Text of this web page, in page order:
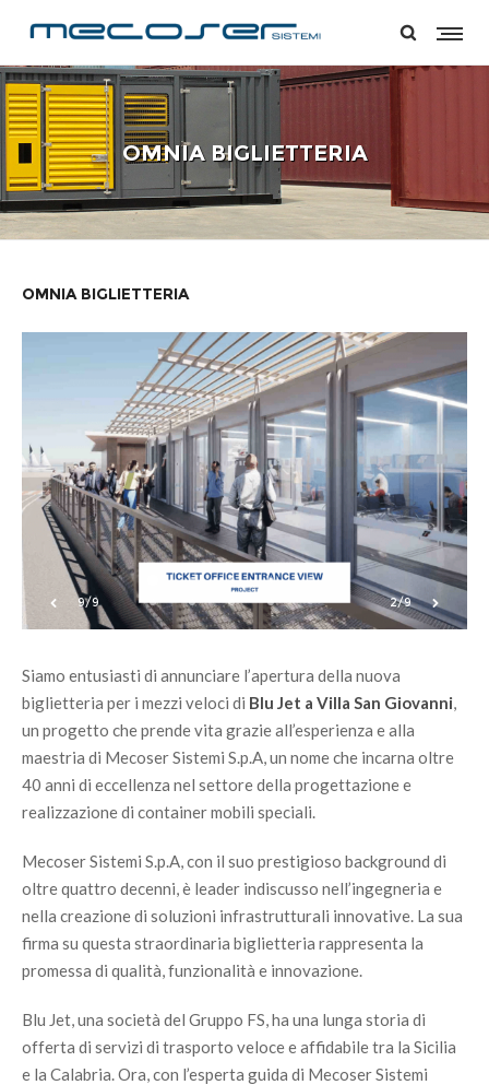
OMNIA BIGLIETTERIA
OMNIA BIGLIETTERIA
9/9 2/9
Siamo entusiasti di annunciare l’apertura della nuova
biglietteria per i mezzi veloci di Blu Jet a Villa San Giovanni,
un progetto che prende vita grazie all’esperienza e alla
maestria di Mecoser Sistemi S.p.A, un nome che incarna oltre
40 anni di eccellenza nel settore della progettazione e
realizzazione di container mobili speciali.
Mecoser Sistemi S.p.A, con il suo prestigioso background di
oltre quattro decenni, è leader indiscusso nell’ingegneria e
nella creazione di soluzioni infrastrutturali innovative. La sua
firma su questa straordinaria biglietteria rappresenta la
promessa di qualità, funzionalità e innovazione.
Blu Jet, una società del Gruppo FS, ha una lunga storia di
offerta di servizi di trasporto veloce e affidabile tra la Sicilia
e la Calabria. Ora, con l’esperta guida di Mecoser Sistemi